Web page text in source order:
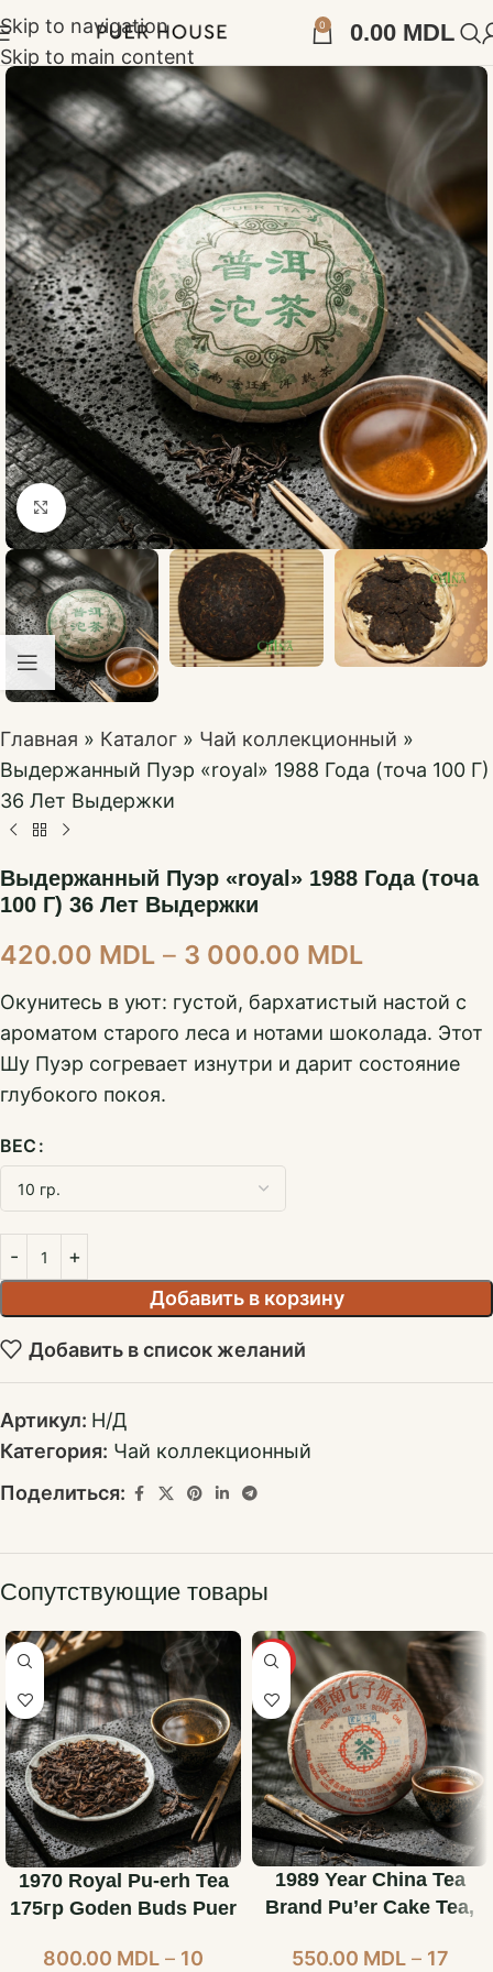
Skip to navigation
Skip to main content
0 0.00 MDL
Нажмите, чтобы увеличить
Главная » Каталог » Чай коллекционный »
Выдержанный Пуэр «royal» 1988 Года (точа 100 Г)
36 Лет Выдержки
Выдержанный Пуэр «royal» 1988 Года (точа
100 Г) 36 Лет Выдержки
420.00 MDL – 3 000.00 MDL
Окунитесь в уют: густой, бархатистый настой с
ароматом старого леса и нотами шоколада. Этот
Шу Пуэр согревает изнутри и дарит состояние
глубокого покоя.
ВЕС
Добавить в корзину
Добавить в список желаний
Артикул: Н/Д
Категория: Чай коллекционный
Поделиться:
Сопутствующие товары
1970 Royal Pu-erh Tea
175гр Goden Buds Puer
800.00 MDL – 10
ХИТ
1989 Year China Tea
Brand Pu’er Cake Tea,
Выдержки
550.00 MDL – 17